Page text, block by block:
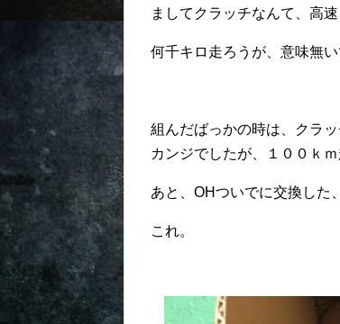
ましてクラッチなんて、高
何千キロ走ろうが、意味無い
組んだばっかの時は、クラ
カンジでしたが、１００ｋ
あと、OHついでに交換した
これ。